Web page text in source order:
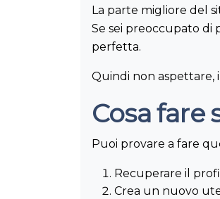
La parte migliore del
Se sei preoccupato di
perfetta.
Quindi non aspettare,
Cosa fare
Puoi provare a fare
Recuperare il
Crea un nuovo